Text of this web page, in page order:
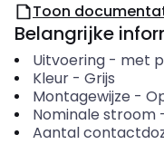
Toon
Belangrijke
Uitvoering- met
Kleur- Grijs
Montagewijze -
Nominale stroom
Aantal